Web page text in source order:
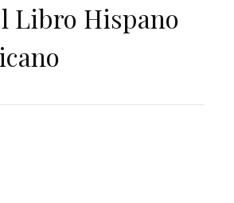
Libro Hispano